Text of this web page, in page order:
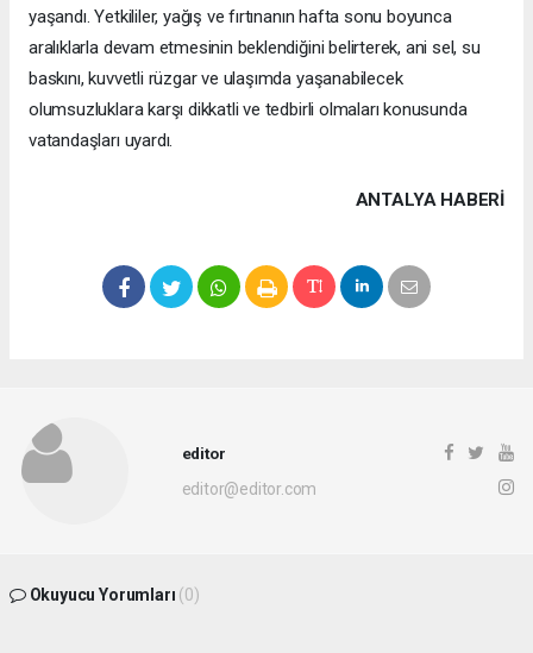
yaşandı. Yetkililer, yağış ve fırtınanın hafta sonu boyunca
aralıklarla devam etmesinin beklendiğini belirterek, ani sel, su
baskını, kuvvetli rüzgar ve ulaşımda yaşanabilecek
olumsuzluklara karşı dikkatli ve tedbirli olmaları konusunda
vatandaşları uyardı.
ANTALYA HABERİ
editor
editor@editor.com
Okuyucu Yorumları (0)